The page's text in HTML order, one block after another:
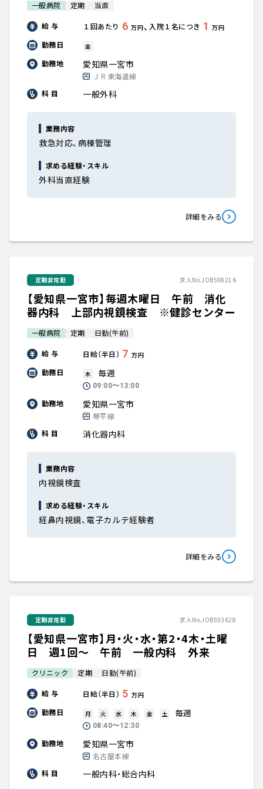
一般病院 定期 当直
給 与 １回あたり 6 万円、 入院１名につき 1 万円
勤務日 金
勤務地 愛知県一宮市
ＪＲ東海道線
科 目
一般外科
業務内容
救急対応、病棟管理
求める経験・スキル
外科当直経験
詳細をみる
定期非常勤 求人No.JOB598216
【愛知県一宮市】毎週木曜日 午前 消化
器内科 上部内視鏡検査 ※健診センター
一般病院 定期 日勤(午前)
給 与 日給（半日） 7 万円
勤務日 木 毎週
09:00〜13:00
勤務地 愛知県一宮市
琴平線
科 目
消化器内科
業務内容
内視鏡検査
求める経験・スキル
経鼻内視鏡、電子カルテ経験者
詳細をみる
定期非常勤 求人No.JOB593628
【愛知県一宮市】月・火・水・第2・4木・土曜
日 週1回～ 午前 一般内科 外来
クリニック 定期 日勤(午前)
給 与 日給（半日） 5 万円
勤務日 月 火 水 木 金 土 毎週
08:40〜12:30
勤務地 愛知県一宮市
名古屋本線
科 目
一般内科・総合内科